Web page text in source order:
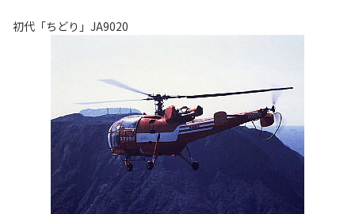
初代「ちどり」JA9020